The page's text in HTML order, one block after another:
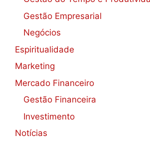
Gestão Empresarial
Negócios
Espiritualidade
Marketing
Mercado Financeiro
Gestão Financeira
Investimento
Notícias